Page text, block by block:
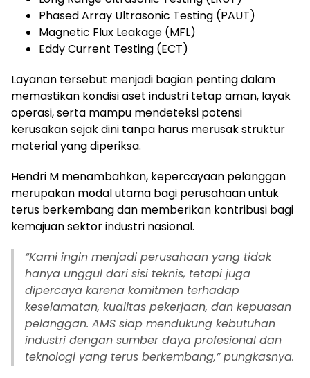
Phased Array Ultrasonic Testing (PAUT)
Magnetic Flux Leakage (MFL)
Eddy Current Testing (ECT)
Layanan tersebut menjadi bagian penting dalam
memastikan kondisi aset industri tetap aman, layak
operasi, serta mampu mendeteksi potensi
kerusakan sejak dini tanpa harus merusak struktur
material yang diperiksa.
Hendri M menambahkan, kepercayaan pelanggan
merupakan modal utama bagi perusahaan untuk
terus berkembang dan memberikan kontribusi bagi
kemajuan sektor industri nasional.
“Kami ingin menjadi perusahaan yang tidak
hanya unggul dari sisi teknis, tetapi juga
dipercaya karena komitmen terhadap
keselamatan, kualitas pekerjaan, dan kepuasan
pelanggan. AMS siap mendukung kebutuhan
industri dengan sumber daya profesional dan
teknologi yang terus berkembang,” pungkasnya.